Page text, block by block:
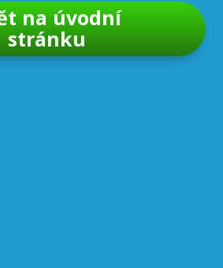
na úvodní
stránku